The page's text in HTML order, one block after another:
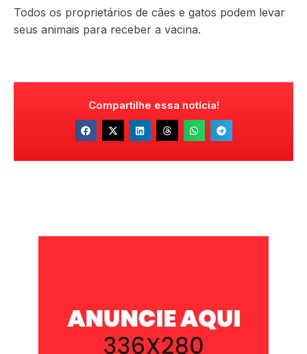
Todos os proprietários de cães e gatos podem levar
seus animais para receber a vacina.
Compartilhe essa notícia!